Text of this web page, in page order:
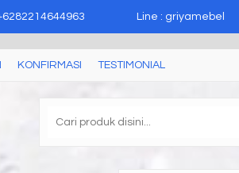
Line : griyamebel
KONFIRMASI TESTIMONIAL